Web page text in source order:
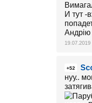
И тут -
Андрію
19.07.2019
+52
нуу..